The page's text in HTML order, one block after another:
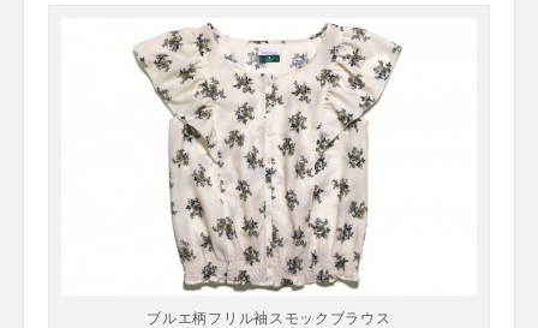
ブルエ柄フリル袖スモックブラウス